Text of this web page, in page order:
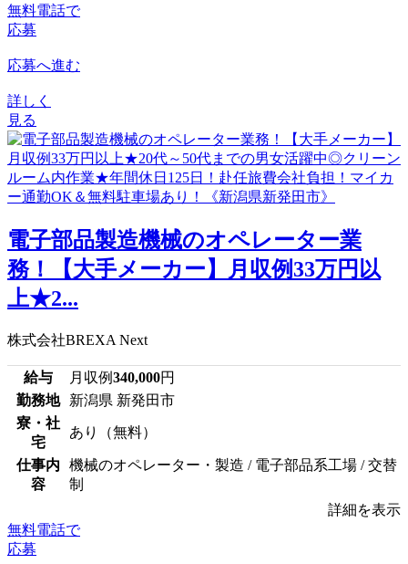
無料電話で
応募
応募へ進む
詳しく
見る
電子部品製造機械のオペレーター業
務！【大手メーカー】月収例33万円以
上★2...
株式会社BREXA Next
給与 月収例340,000円
勤務地
新潟県 新発田市
寮・社
宅
あり（無料）
仕事内
容
機械のオペレーター・製造 / 電子部品系工場 / 交替
制
詳細を表示
無料電話で
応募